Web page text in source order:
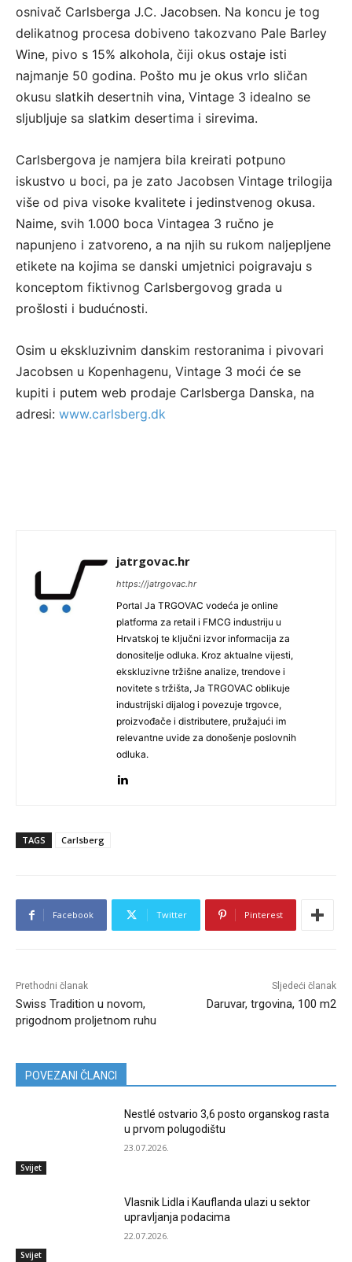
osnivač Carlsberga J.C. Jacobsen. Na koncu je tog
delikatnog procesa dobiveno takozvano Pale Barley
Wine, pivo s 15% alkohola, čiji okus ostaje isti
najmanje 50 godina. Pošto mu je okus vrlo sličan
okusu slatkih desertnih vina, Vintage 3 idealno se
sljubljuje sa slatkim desertima i sirevima.
Carlsbergova je namjera bila kreirati potpuno
iskustvo u boci, pa je zato Jacobsen Vintage trilogija
više od piva visoke kvalitete i jedinstvenog okusa.
Naime, svih 1.000 boca Vintagea 3 ručno je
napunjeno i zatvoreno, a na njih su rukom naljepljene
etikete na kojima se danski umjetnici poigravaju s
konceptom fiktivnog Carlsbergovog grada u
prošlosti i budućnosti.
Osim u ekskluzivnim danskim restoranima i pivovari
Jacobsen u Kopenhagenu, Vintage 3 moći će se
kupiti i putem web prodaje Carlsberga Danska, na
adresi: www.carlsberg.dk
jatrgovac.hr
https://jatrgovac.hr
Portal Ja TRGOVAC vodeća je online
platforma za retail i FMCG industriju u
Hrvatskoj te ključni izvor informacija za
donositelje odluka. Kroz aktualne vijesti,
ekskluzivne tržišne analize, trendove i
novitete s tržišta, Ja TRGOVAC oblikuje
industrijski dijalog i povezuje trgovce,
proizvođače i distributere, pružajući im
relevantne uvide za donošenje poslovnih
odluka.
TAGS Carlsberg
Facebook Twitter Pinterest
Prethodni članak
Swiss Tradition u novom,
prigodnom proljetnom ruhu
Sljedeći članak
Daruvar, trgovina, 100 m2
POVEZANI ČLANCI
Svijet
Nestlé ostvario 3,6 posto organskog rasta
u prvom polugodištu
23.07.2026.
Svijet
Vlasnik Lidla i Kauflanda ulazi u sektor
upravljanja podacima
22.07.2026.